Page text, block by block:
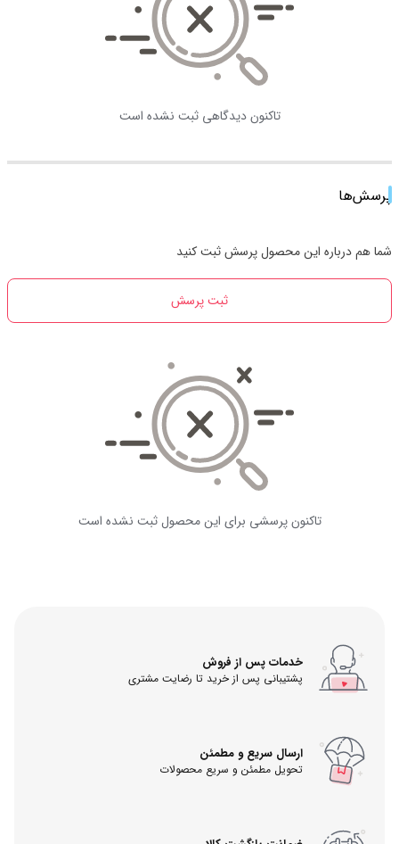
تاکنون دیدگاهی ثبت نشده است
پرسش‌ها
شما هم درباره این محصول پرسش ثبت کنید
ثبت پرسش
تاکنون پرسشی برای این محصول ثبت نشده است
خدمات پس از فروش
پشتیبانی پس از خرید تا رضایت مشتری
ارسال سریع و مطمئن
تحویل مطمئن و سریع محصولات